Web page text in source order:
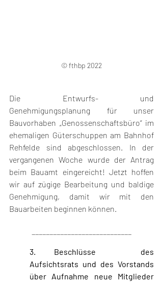
© fthbp 2022
Die Entwurfs- und
Genehmigungsplanung für unser
Bauvorhaben „Genossenschaftsbüro“ im
ehemaligen Güterschuppen am Bahnhof
Rehfelde sind abgeschlossen. In der
vergangenen Woche wurde der Antrag
beim Bauamt eingereicht! Jetzt hoffen
wir auf zügige Bearbeitung und baldige
Genehmigung, damit wir mit den
Bauarbeiten beginnen können.
3. Beschlüsse 	des
Aufsichtsrats und des Vorstands
über Aufnahme neue Mitglieder